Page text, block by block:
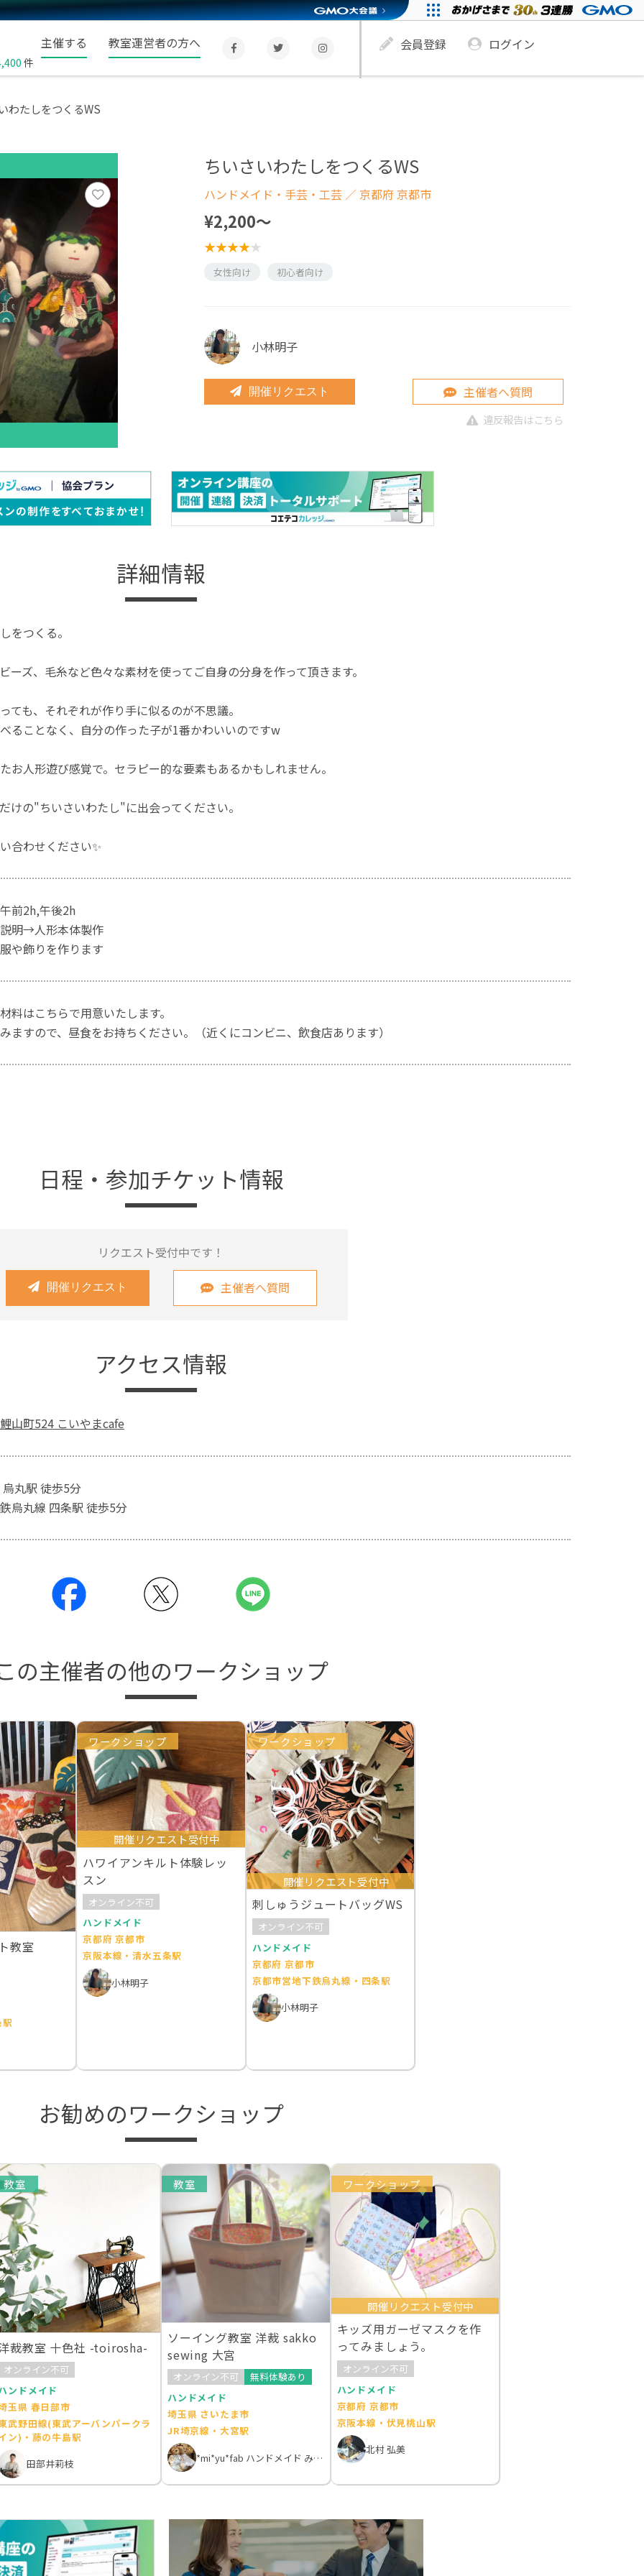
件
主催する 教室運営者の方へ 会員登録 ログイン
わたしをつくるWS
ちいさいわたしをつくるWS
ハンドメイド・手芸・工芸 ／ 京都府 京都市
¥2,200〜
女性向け 初心者向け
小林明子
開催リクエスト 主催者へ質問
違反報告はこちら
詳細情報
をつくる。
ーズ、毛糸など色々な素材を使ってご自身の分身を作って頂きます。
ても、それぞれが作り手に似るのが不思議。
ることなく、自分の作った子が1番かわいいのですw
お人形遊び感覚で。セラピー的な要素もあるかもしれません。
けの"ちいさいわたし"に出会ってください。
合わせください✨
前2h,午後2h
明→人形本体製作
や飾りを作ります
料はこちらで用意いたします。
ますので、昼食をお持ちください。（近くにコンビニ、飲食店あります）
日程・参加チケット情報
リクエスト受付中です！
開催リクエスト 主催者へ質問
アクセス情報
山町524 こいやまcafe
丸駅 徒歩5分
烏丸線 四条駅 徒歩5分
の主催者の他のワークショップ
教室
駅
ワークショップ
開催リクエスト受付中
ハワイアンキルト体験レッ
スン
オンライン不可
ハンドメイド
京都府 京都市
京阪本線・清水五条駅
小林明子
ワークショップ
開催リクエスト受付中
刺しゅうジュートバッグWS
オンライン不可
ハンドメイド
京都府 京都市
京都市営地下鉄烏丸線・四条駅
小林明子
お勧めのワークショップ
教室
裁教室 十色社 -toirosha-
オンライン不可
ンドメイド
玉県 春日部市
武野田線(東武アーバンパークラ
ン)・藤の牛島駅
田部井莉枝
教室
ソーイング教室 洋裁 sakko
sewing 大宮
オンライン不可
無料体験あり
ハンドメイド
埼玉県 さいたま市
JR埼京線・大宮駅
*mi*yu*fab ハンドメイド みゆファブ
ワークショップ
開催リクエスト受付中
キッズ用ガーゼマスクを作
ってみましょう。
オンライン不可
ハンドメイド
京都府 京都市
京阪本線・伏見桃山駅
北村 弘美